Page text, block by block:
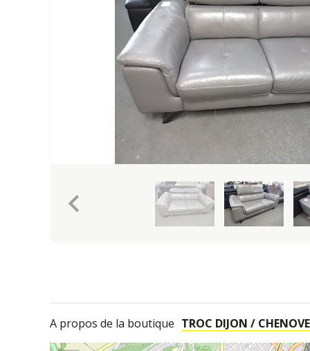
keyboard_arrow_left
A propos de la boutique TROC DIJON / CHENOVE